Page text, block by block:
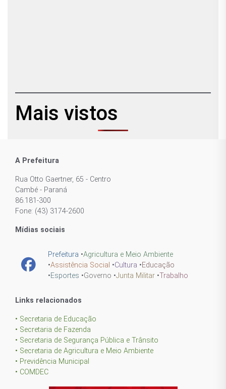
Mais vistos
A Prefeitura
Rua Otto Gaertner, 65 - Centro
Cambé - Paraná
86.181-300
Fone: (43) 3174-2600
Mídias sociais
Prefeitura •Agricultura e Meio Ambiente
•Assistência Social •Cultura •Educação
•Esportes •Governo •Junta Militar •Trabalho
Links relacionados
• Secretaria de Educação
• Secretaria de Fazenda
• Secretaria de Segurança Pública e Trânsito
• Secretaria de Agricultura e Meio Ambiente
• Previdência Municipal
• COMDEC